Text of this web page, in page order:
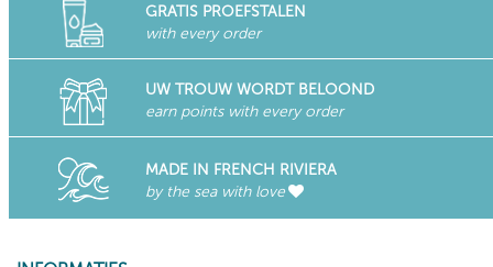
GRATIS PROEFSTALEN
with every order
UW TROUW WORDT BELOOND
earn points with every order
MADE IN FRENCH RIVIERA
by the sea with love